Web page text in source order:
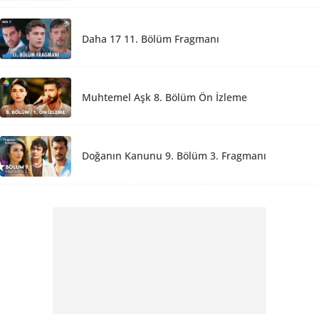
Daha 17 11. Bölüm Fragmanı
Muhtemel Aşk 8. Bölüm Ön İzleme
Doğanın Kanunu 9. Bölüm 3. Fragmanı